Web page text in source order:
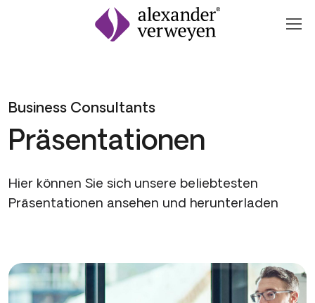
Zum Inhalt springen
Business Consultants
Präsen­tationen
Hier können Sie sich unsere beliebtesten
Präsentationen ansehen und herunterladen